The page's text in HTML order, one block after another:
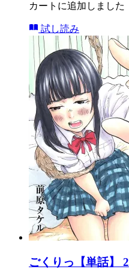
カートに追加しました
試し読み
ごくりっ【単話】 2